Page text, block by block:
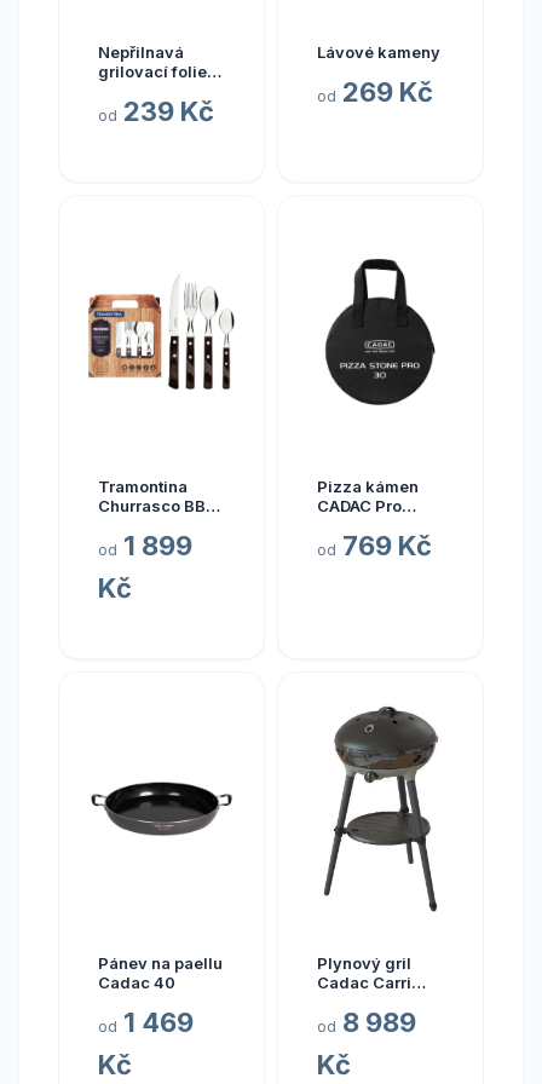
Nepřilnavá
grilovací folie
od 239 Kč
Lávové kameny
od 269 Kč
Tramontina
Churrasco BBQ
Tramontina
ks, hnědá
od 1 899
Kč
Pizza kámen
CADAC Pro
od 769 Kč
Pánev na paellu
Cadac 40
od 1 469
Kč
Plynový gril
Cadac Carri
BBQ/Grill2Braai
od 8 989
Kč